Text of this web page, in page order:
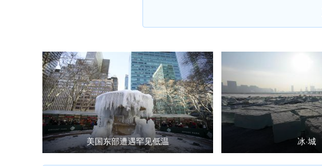
美国东部遭遇罕见低温 冰·城